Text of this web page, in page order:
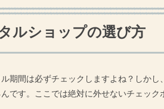
ルショップの選び方
期間は必ずチェックしますよね？しかし
です。ここでは絶対に外せないチェック